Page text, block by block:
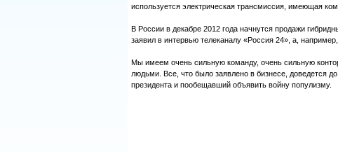
используется электрическая трансмиссия, имеющая
В России в декабре 2012 года начнутся продажи
заявил в интервью телеканалу «Россия 24», а, например,
Мы имеем очень сильную команду, очень сильную
людьми. Все, что было заявлено в бизнесе, доведется
президента и пообещавший объявить войну популизму.